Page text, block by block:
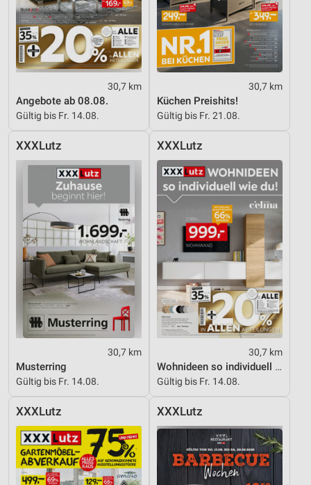
30,7 km
Angebote ab 08.08.
Gültig bis Fr. 14.08.
30,7 km
Küchen Preishits!
Gültig bis Fr. 21.08.
XXXLutz
30,7 km
Musterring
Gültig bis Fr. 14.08.
XXXLutz
30,7 km
Wohnideen so individuell wie du!
Gültig bis Fr. 14.08.
XXXLutz XXXLutz